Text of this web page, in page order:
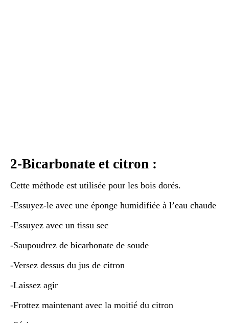
2-Bicarbonate et citron :
Cette méthode est utilisée pour les bois dorés.
-Essuyez-le avec une éponge humidifiée à l’eau chaude
-Essuyez avec un tissu sec
-Saupoudrez de bicarbonate de soude
-Versez dessus du jus de citron
-Laissez agir
-Frottez maintenant avec la moitié du citron